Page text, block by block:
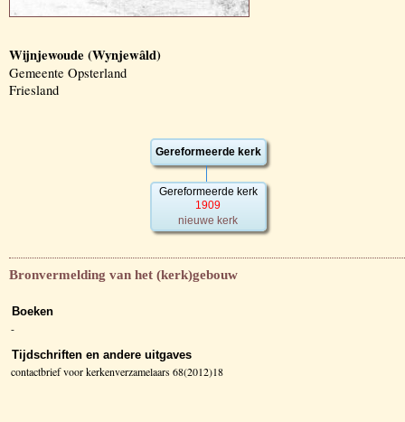
Wijnjewoude (Wynjewâld)
Gemeente Opsterland
Friesland
Gereformeerde kerk
Gereformeerde kerk
1909
nieuwe kerk
Bronvermelding van het (kerk)gebouw
Boeken
-
Tijdschriften en andere uitgaves
contactbrief voor kerkenverzamelaars 68(2012)18